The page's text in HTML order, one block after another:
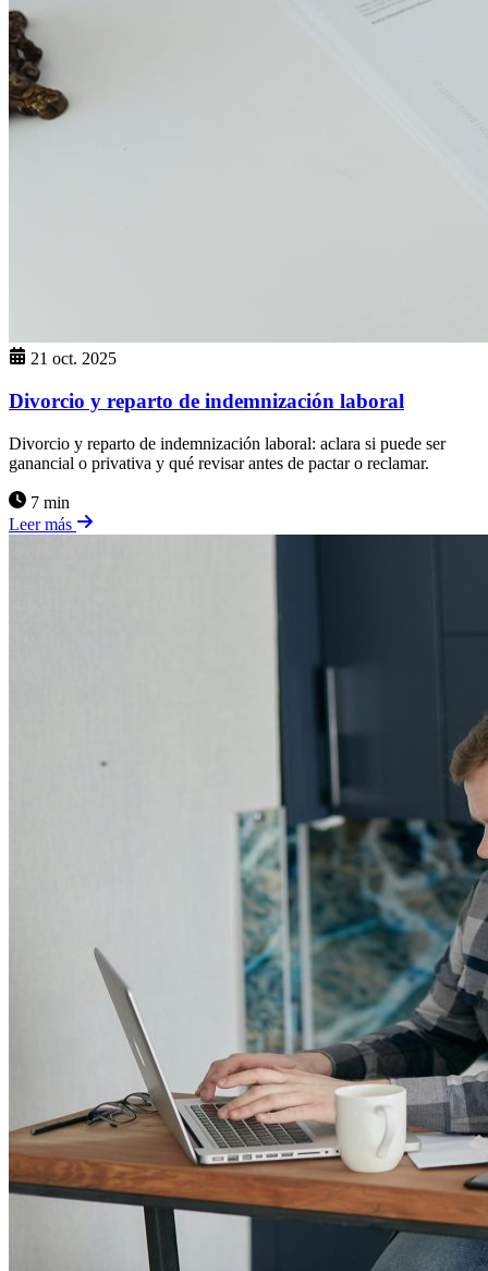
21 oct. 2025
Divorcio y reparto de indemnización laboral
Divorcio y reparto de indemnización laboral: aclara si puede ser
ganancial o privativa y qué revisar antes de pactar o reclamar.
7 min
Leer más